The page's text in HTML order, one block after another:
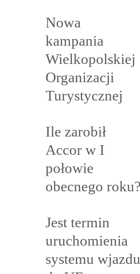
Nowa
kampania
Wielkopolskiej
Organizacji
Turystycznej
Ile zarobił
Accor w I
połowie
obecnego
Jest termin
uruchomienia
systemu wjazdu